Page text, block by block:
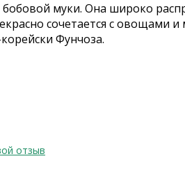
муки. Она широко
сочетается с овощами и
Фунчоза.
отзыв